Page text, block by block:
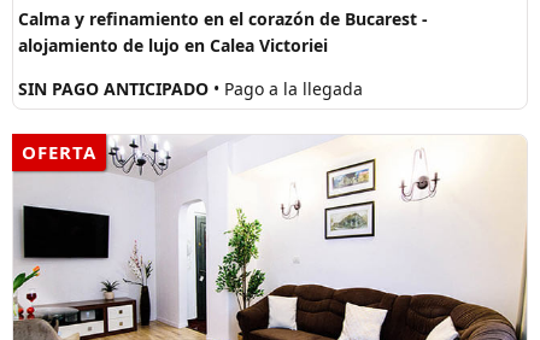
Calma y refinamiento en el corazón de Bucarest -
alojamiento de lujo en Calea Victoriei
SIN PAGO ANTICIPADO • Pago a la llegada
OFERTA